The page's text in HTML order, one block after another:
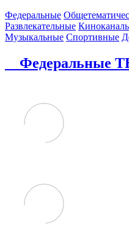
Федеральные
Развлекательные
Музыкальные Спортивные
Федеральные